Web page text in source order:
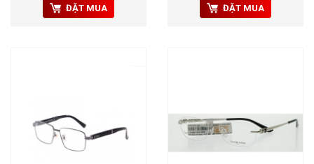
ĐẶT MUA ĐẶT MUA